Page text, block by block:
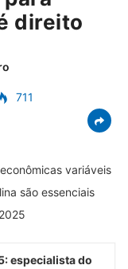
direito
711
variáveis
são essenciais
especialista do